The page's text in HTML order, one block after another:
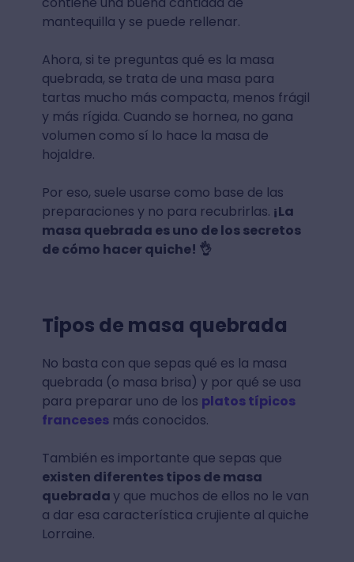
mantequilla y se puede rellenar.
Ahora, si te preguntas qué es la masa
quebrada, se trata de una masa para
tartas mucho más compacta, menos frágil
y más rígida. Cuando se hornea, no gana
volumen como sí lo hace la masa de
hojaldre.
Por eso, suele usarse como base de las
preparaciones y no para recubrirlas. ¡La
masa quebrada es uno de los secretos
de cómo hacer quiche! 👌
Tipos de masa quebrada
No basta con que sepas qué es la masa
quebrada (o masa brisa) y por qué se usa
para preparar uno de los platos típicos
francesesmás conocidos.
También es importante que sepas que
existen diferentes tipos de masa
quebraday que muchos de ellos no le van
a dar esa característica crujiente al quiche
Lorraine.